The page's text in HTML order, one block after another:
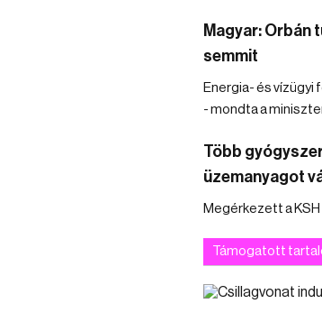
Magyar: Orbán
semmit
Energia- és vízügyi
- mondta a
Több
üzemanyagot
Megérkezett a
Támogatott